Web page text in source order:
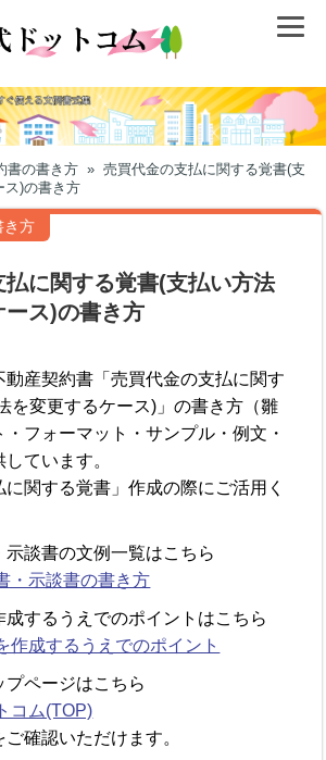
書の書き方 » 売買代金の支払に関する覚書(支
ス)の書き方
き方
払に関する覚書(支払い方法
ース)の書き方
動産契約書「売買代金の支払に関す
を変更するケース)」の書き方（雛
フォーマット・サンプル・例文・
ています。
に関する覚書」作成の際にご活用く
談書の文例一覧はこちら
・示談書の書き方
するうえでのポイントはこちら
作成するうえでのポイント
プページはこちら
コム(TOP)
確認いただけます。